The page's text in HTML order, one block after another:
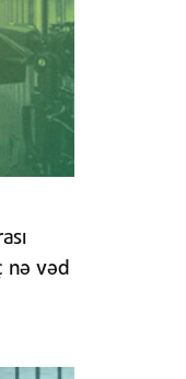
nə vəd